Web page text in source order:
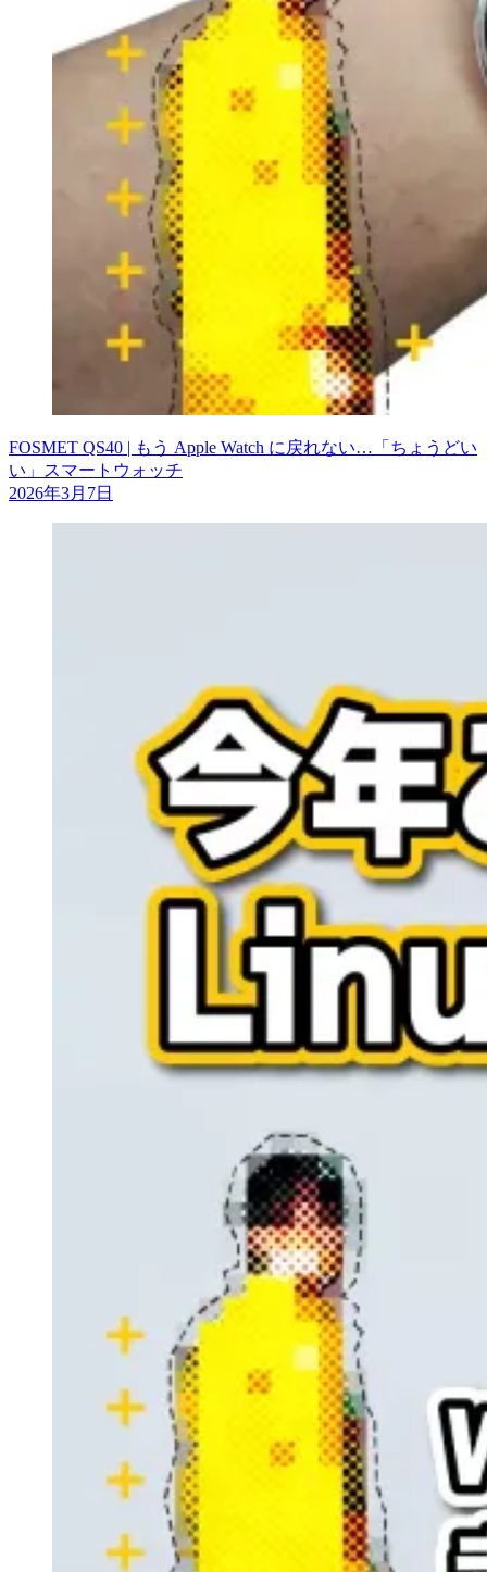
FOSMET QS40 | もう Apple Watch に戻れない…「ちょうどい
い」スマートウォッチ
2026年3月7日